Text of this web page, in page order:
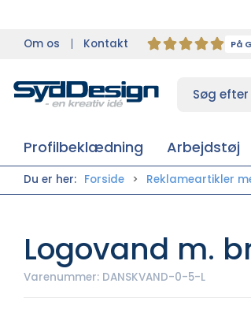
Om os Kontakt På
Profilbeklædning Arbejdstøj
Du er her: Forside Reklameartikler
Logovand m.
Varenummer: DANSKVAND-0-5-L